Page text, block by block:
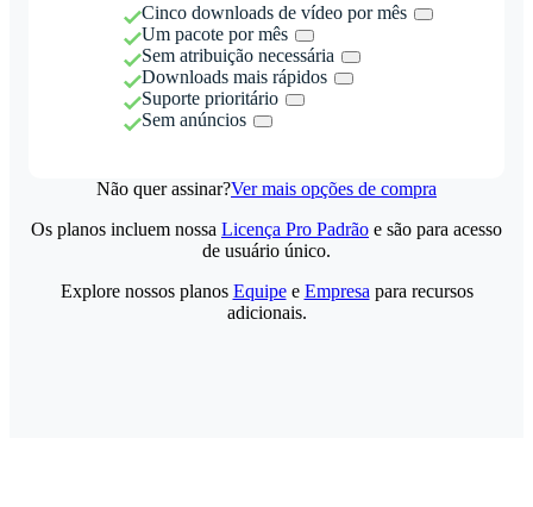
Cinco downloads de vídeo por mês
Um pacote por mês
Sem atribuição necessária
Downloads mais rápidos
Suporte prioritário
Sem anúncios
Não quer assinar?Ver mais opções de compra
Os planos incluem nossa Licença Pro Padrão e são para acesso
de usuário único.
Explore nossos planos Equipee Empresa para recursos
adicionais.